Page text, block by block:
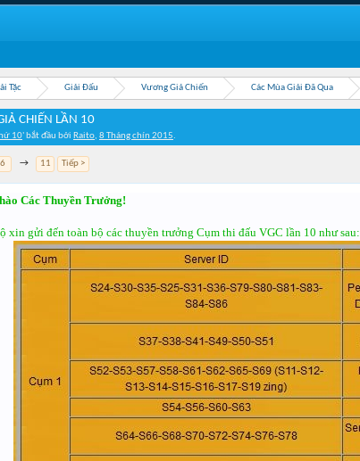
Tặc Giải Đấu Vương Giả Chiến Các Mùa Giải Đã Qua
CHIẾN LẦN 10
10' bắt đầu bởi Raito, 8 Tháng chín 2015.
6 → 11 Tiếp >
Các Thuyền Trưởng!
xin gửi đến toàn bộ các thuyền trưởng Cụm thi đấu VGC lần 10 như sau: